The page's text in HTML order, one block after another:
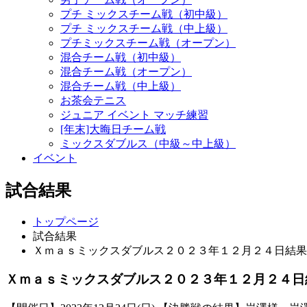
プチ ミックスチーム戦（初中級）
プチ ミックスチーム戦（中上級）
プチミックスチーム戦（オープン）
混合チーム戦（初中級）
混合チーム戦（オープン）
混合チーム戦（中上級）
お茶会テニス
ジュニア イベント マッチ練習
[年末]大晦日チーム戦
ミックスダブルス（中級～中上級）
イベント
試合結果
トップページ
試合結果
Ｘｍａｓミックスダブルス２０２３年１２月２４日結果
Ｘｍａｓミックスダブルス２０２３年１２月２４